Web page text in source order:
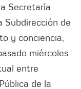
Secretaría
Subdirección de
y conciencia,
miércoles
entre
de la